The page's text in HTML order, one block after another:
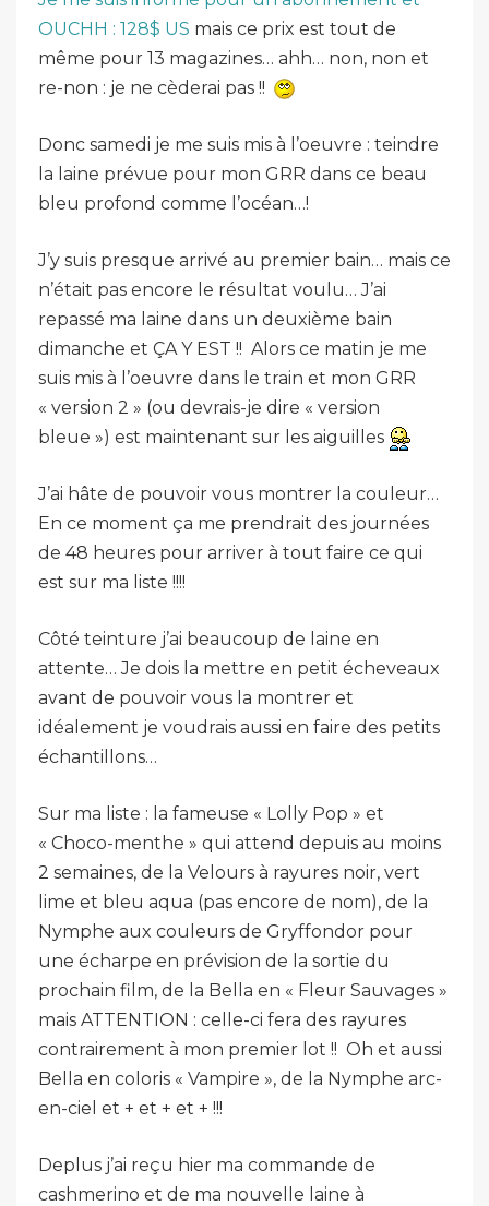
OUCHH : 128$ US mais ce prix est tout de
même pour 13 magazines… ahh… non, non et
re-non : je ne cèderai pas !!
Donc samedi je me suis mis à l’oeuvre : teindre
la laine prévue pour mon GRR dans ce beau
bleu profond comme l’océan…!
J’y suis presque arrivé au premier bain… mais ce
n’était pas encore le résultat voulu… J’ai
repassé ma laine dans un deuxième bain
dimanche et ÇA Y EST !! Alors ce matin je me
suis mis à l’oeuvre dans le train et mon GRR
« version 2 » (ou devrais-je dire « version
bleue ») est maintenant sur les aiguilles
J’ai hâte de pouvoir vous montrer la couleur…
En ce moment ça me prendrait des journées
de 48 heures pour arriver à tout faire ce qui
est sur ma liste !!!!
Côté teinture j’ai beaucoup de laine en
attente… Je dois la mettre en petit écheveaux
avant de pouvoir vous la montrer et
idéalement je voudrais aussi en faire des petits
échantillons…
Sur ma liste : la fameuse « Lolly Pop » et
« Choco-menthe » qui attend depuis au moins
2 semaines, de la Velours à rayures noir, vert
lime et bleu aqua (pas encore de nom), de la
Nymphe aux couleurs de Gryffondor pour
une écharpe en prévision de la sortie du
prochain film, de la Bella en « Fleur Sauvages »
mais ATTENTION : celle-ci fera des rayures
contrairement à mon premier lot !! Oh et aussi
Bella en coloris « Vampire », de la Nymphe arc-
en-ciel et + et + et + !!!
Deplus j’ai reçu hier ma commande de
cashmerino et de ma nouvelle laine à